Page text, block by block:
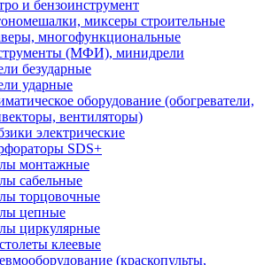
и бензоинструмент
миксеры строительные
многофункциональные
(МФИ), минидрели
безударные
ударные
оборудование (обогреватели,
вентиляторы)
электрические
SDS+
монтажные
сабельные
торцовочные
цепные
циркулярные
клеевые
(краскопульты,